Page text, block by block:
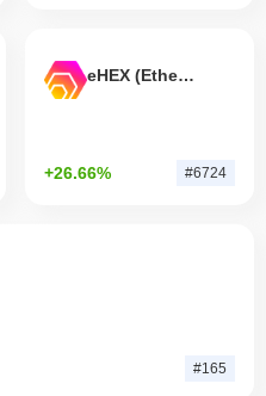
eHEX (Ethereum)
+26.66% #6724
#165